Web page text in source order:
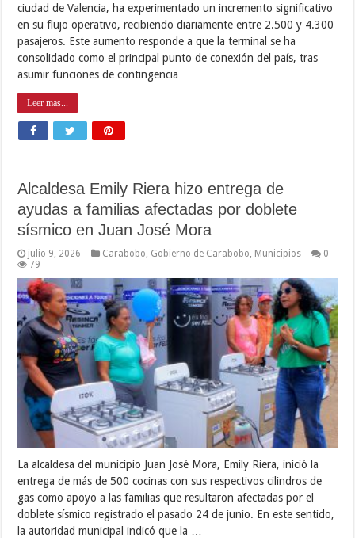
ciudad de Valencia, ha experimentado un incremento significativo
en su flujo operativo, recibiendo diariamente entre 2.500 y 4.300
pasajeros. Este aumento responde a que la terminal se ha
consolidado como el principal punto de conexión del país, tras
asumir funciones de contingencia …
Leer mas...
Alcaldesa Emily Riera hizo entrega de
ayudas a familias afectadas por doblete
sísmico en Juan José Mora
julio 9, 2026 Carabobo, Gobierno de Carabobo, Municipios
0
79
La alcaldesa del municipio Juan José Mora, Emily Riera, inició la
entrega de más de 500 cocinas con sus respectivos cilindros de
gas como apoyo a las familias que resultaron afectadas por el
doblete sísmico registrado el pasado 24 de junio. En este sentido,
la autoridad municipal indicó que la …